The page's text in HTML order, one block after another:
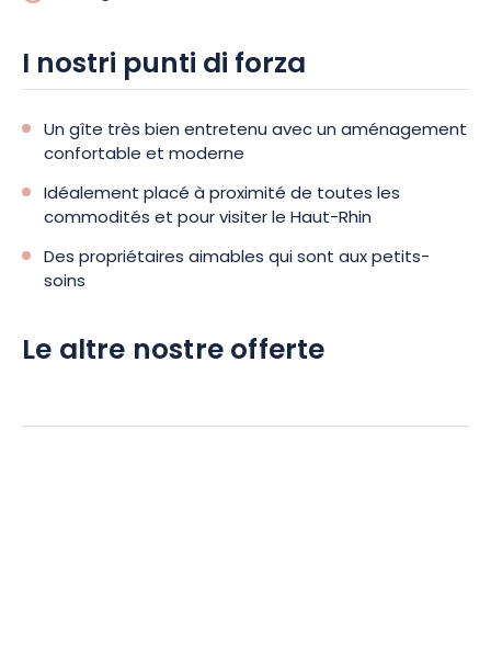
e il nordic walking.
I nostri punti di forza
Un gîte très bien entretenu avec un aménagement
confortable et moderne
Idéalement placé à proximité de toutes les
commodités et pour visiter le Haut-Rhin
Des propriétaires aimables qui sont aux petits-
soins
Le altre nostre offerte